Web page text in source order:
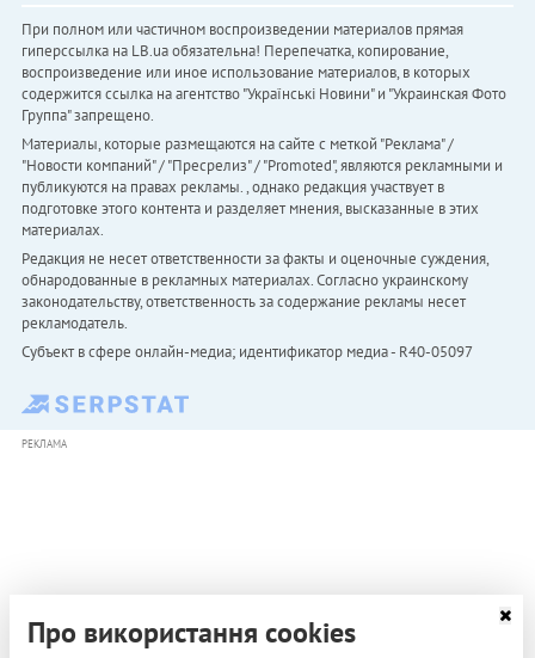
При полном или частичном воспроизведении материалов прямая
гиперссылка на LB.ua обязательна! Перепечатка, копирование,
воспроизведение или иное использование материалов, в которых
содержится ссылка на агентство "Українськi Новини" и "Украинская Фото
Группа" запрещено.
Материалы, которые размещаются на сайте с меткой "Реклама" /
"Новости компаний" / "Пресрелиз" / "Promoted", являются рекламными и
публикуются на правах рекламы. , однако редакция участвует в
подготовке этого контента и разделяет мнения, высказанные в этих
материалах.
Редакция не несет ответственности за факты и оценочные суждения,
обнародованные в рекламных материалах. Согласно украинскому
законодательству, ответственность за содержание рекламы несет
рекламодатель.
Субъект в сфере онлайн-медиа; идентификатор медиа - R40-05097
РЕКЛАМА
Про використання cookies